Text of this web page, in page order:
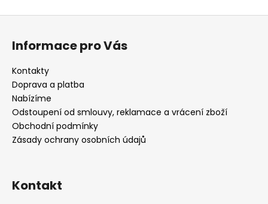
Z
Informace pro Vás
Kontakty
Doprava a platba
Nabízíme
Odstoupení od smlouvy, reklamace a vrácení zboží
Obchodní podmínky
Zásady ochrany osobních údajů
Kontakt